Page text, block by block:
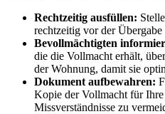
Rechtzeitig ausfüllen:
rechtzeitig vor der
Bevollmächtigten
die die Vollmacht erhält,
der Wohnung, damit sie
Dokument aufbewahren:
Kopie der Vollmacht für
Missverständnisse zu